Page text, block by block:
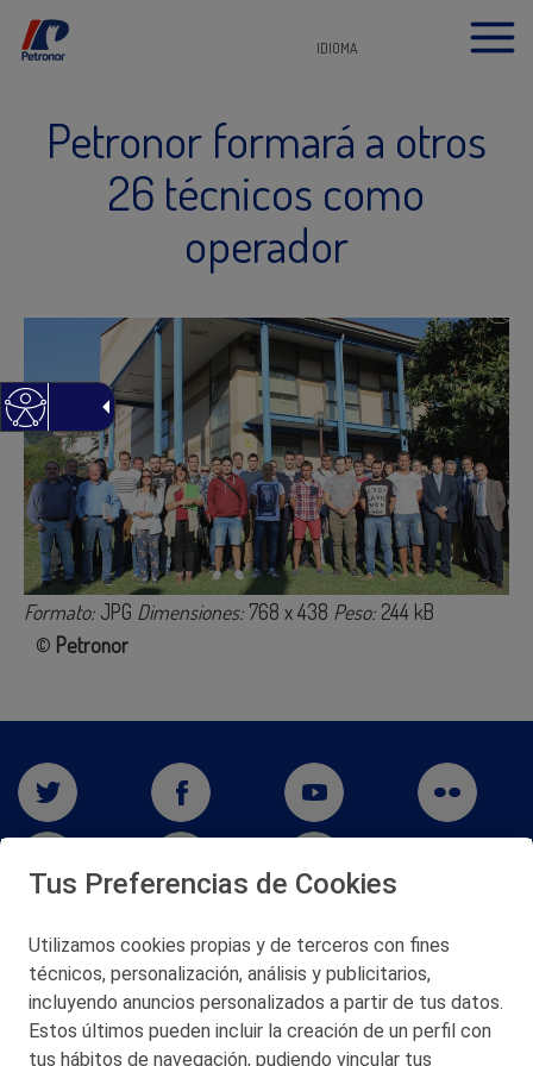
IDIOMA
Petronor formará a otros
26 técnicos como
operador
Formato: JPG Dimensiones: 768 x 438 Peso: 244 kB
© Petronor
San Martín 5-Edificio Muñatones,
48550 Muskiz (Bizkaia)
Telf. 946 357 000
© 2026 Petronor S.A.
Tus Preferencias de Cookies
Utilizamos cookies propias y de terceros con fines
técnicos, personalización, análisis y publicitarios,
incluyendo anuncios personalizados a partir de tus datos.
Estos últimos pueden incluir la creación de un perfil con
tus hábitos de navegación, pudiendo vincular tus